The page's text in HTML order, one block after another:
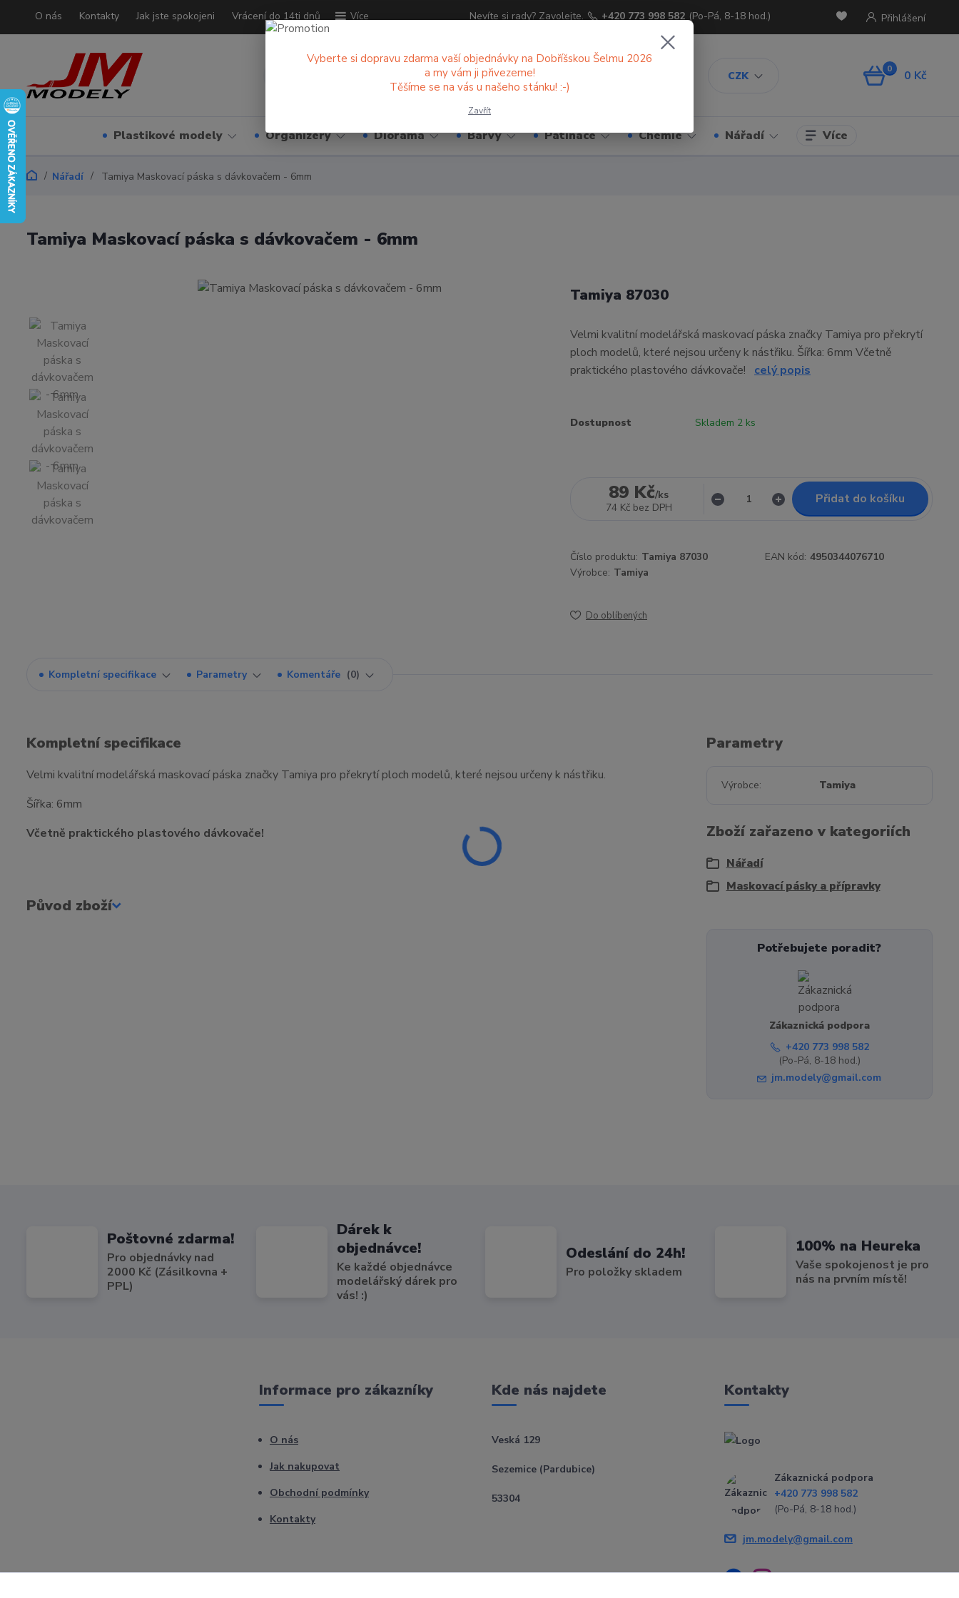
O nás Kontakty Jak jste spokojeni Vrácení do 14ti dnů Více
CZK
Přihlášení
Nevíte si rady? Zavolejte. +420 773 998 582 (Po-Pá, 8-18 hod.)
0 0 Kč
Plastikové modely Organizéry Diorama Barvy Patinace Chemie Nářadí Více
Nářadí Tamiya Maskovací páska s dávkovačem - 6mm
Tamiya Maskovací páska s dávkovačem - 6mm
Tamiya 87030
Velmi kvalitní modelářská maskovací páska značky Tamiya pro překrytí
ploch modelů, které nejsou určeny k nástřiku. Šířka: 6mm Včetně
praktického plastového dávkovače! celý popis
Dostupnost Skladem 2 ks
89 Kč/ks
74 Kč bez DPH
Přidat do košíku
Číslo produktu: Tamiya 87030 EAN kód: 4950344076710
Výrobce: Tamiya
Do oblíbených
Kompletní specifikace Parametry Komentáře 0
Kompletní specifikace
Velmi kvalitní modelářská maskovací páska značky Tamiya pro překrytí ploch modelů, které nejsou určeny k nástřiku.
Šířka: 6mm
Včetně praktického plastového dávkovače!
Původ zboží
Parametry
Výrobce Tamiya
Zboží zařazeno v kategoriích
Nářadí
Maskovací pásky a přípravky
Potřebujete poradit?
Zákaznická podpora
+420 773 998 582
(Po-Pá, 8-18 hod.)
jm.modely@gmail.com
Poštovné zdarma!
Pro objednávky nad
2000 Kč (Zásilkovna +
PPL)
Dárek k
objednávce!
Ke každé objednávce
modelářský dárek pro
vás! :)
Odeslání do 24h!
Pro položky skladem
100% na Heureka
Vaše spokojenost je pro
nás na prvním místě!
Informace pro zákazníky
O nás
Jak nakupovat
Obchodní podmínky
Kontakty
Kde nás najdete
Veská 129
Sezemice (Pardubice)
53304
Kontakty
Zákaznická podpora
+420 773 998 582
(Po-Pá, 8-18 hod.)
jm.modely@gmail.com
Vyberte si dopravu zdarma vaší objednávky na Dobříšskou Šelmu 2026
a my vám ji přivezeme!
Těšíme se na vás u našeho stánku! :-)
Zavřít